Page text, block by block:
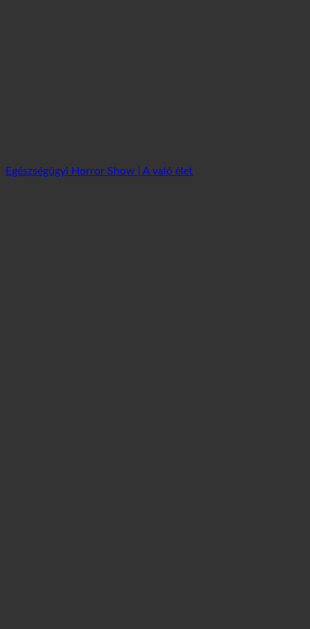
Egészségügyi Horror Show | A való élet